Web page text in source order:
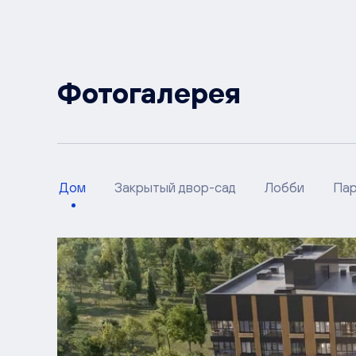
Фотогалерея
Дом Закрытый двор-сад Лобби